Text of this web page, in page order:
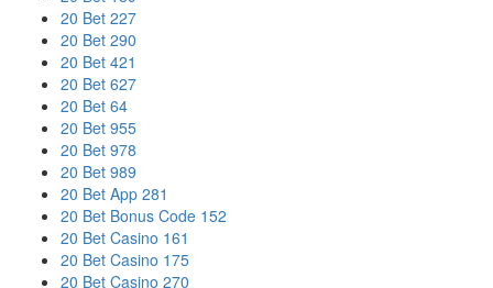
20 Bet 227
20 Bet 290
20 Bet 421
20 Bet 627
20 Bet 64
20 Bet 955
20 Bet 978
20 Bet 989
20 Bet App 281
20 Bet Bonus Code 152
20 Bet Casino 161
20 Bet Casino 175
20 Bet Casino 270